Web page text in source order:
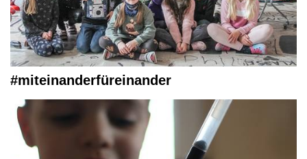
#miteinanderfüreinander